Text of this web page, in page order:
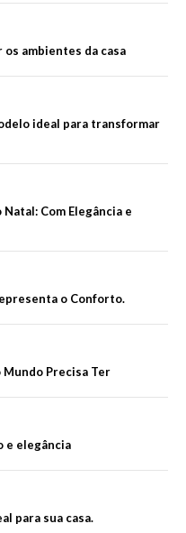
ambientes da casa
ideal para transformar
Com Elegância e
o Conforto.
Precisa Ter
e elegância
para sua casa.